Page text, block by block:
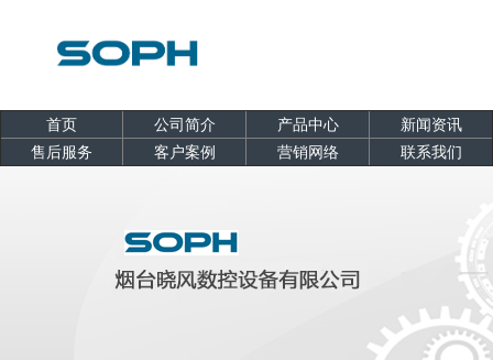
首页 公司简介 产品中心
新闻资讯
售后服务
客户案例 营销网络 联系我们